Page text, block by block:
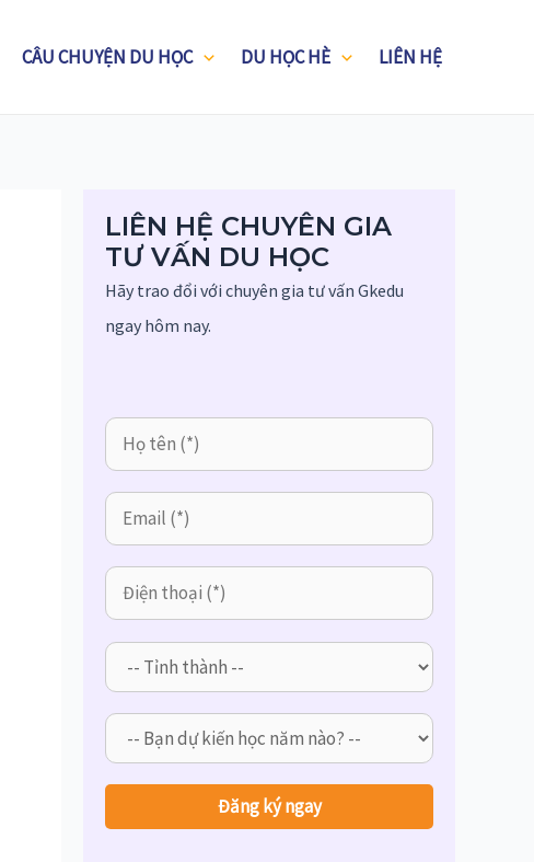
CÂU CHUYỆN DU HỌC DU HỌC HÈ LIÊN HỆ
LIÊN HỆ CHUYÊN GIA
TƯ VẤN DU HỌC
Hãy trao đổi với chuyên gia tư vấn Gkedu
ngay hôm nay.